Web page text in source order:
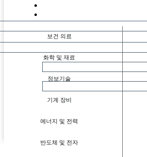
보건 의료
화학 및 재료
정보기술
기계 장비
에너지 및 전력
반도체 및 전자